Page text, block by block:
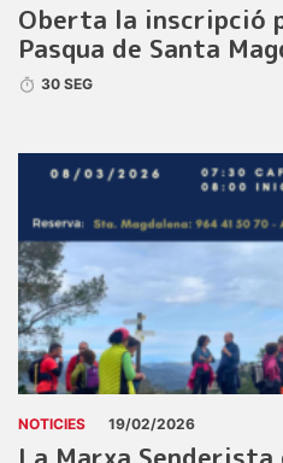
Oberta la inscripció
Pasqua de Santa
30 SEG
NOTICIES 19/02/2026